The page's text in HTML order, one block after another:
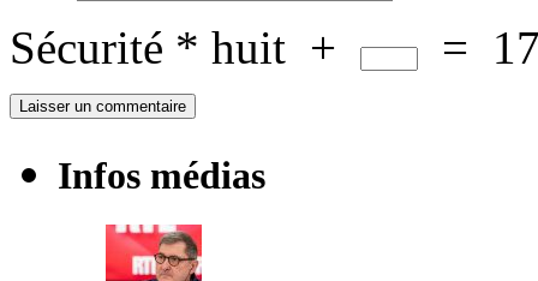
Sécurité * huit + =
Infos médias